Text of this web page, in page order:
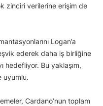
zinciri verilerine erişim de
Logan’a
ederek daha iş birliğine
hedefliyor. Bu yaklaşım,
uyumlu.
Cardano’nun toplam